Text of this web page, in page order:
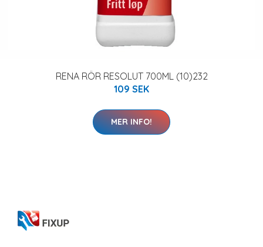
RENA RÖR RESOLUT 700ML (10)232
109 SEK
MER INFO!